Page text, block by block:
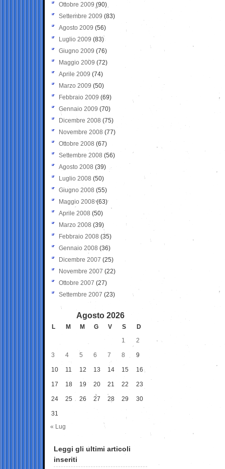
Ottobre 2009 (90)
Settembre 2009 (83)
Agosto 2009 (56)
Luglio 2009 (83)
Giugno 2009 (76)
Maggio 2009 (72)
Aprile 2009 (74)
Marzo 2009 (50)
Febbraio 2009 (69)
Gennaio 2009 (70)
Dicembre 2008 (75)
Novembre 2008 (77)
Ottobre 2008 (67)
Settembre 2008 (56)
Agosto 2008 (39)
Luglio 2008 (50)
Giugno 2008 (55)
Maggio 2008(63)
Aprile 2008 (50)
Marzo 2008 (39)
Febbraio 2008 (35)
Gennaio 2008 (36)
Dicembre 2007 (25)
Novembre 2007 (22)
Ottobre 2007 (27)
Settembre 2007 (23)
Agosto 2026
L M M G V S
D
1
2
3 4 5 6 7 8 9
10 11 12 13 14 15 16
17 18 19 20 21 22 23
24 25 26 27 28 29 30
31
« Lug
Leggi gli ultimi articoli
inseriti